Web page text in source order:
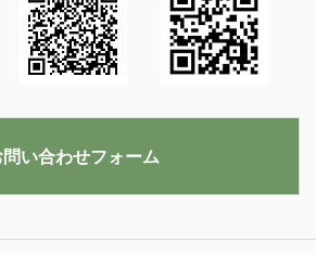
問い合わせフォーム